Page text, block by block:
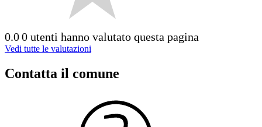
0.00 utenti hanno valutato questa pagina
Vedi tutte le valutazioni
Contatta il comune